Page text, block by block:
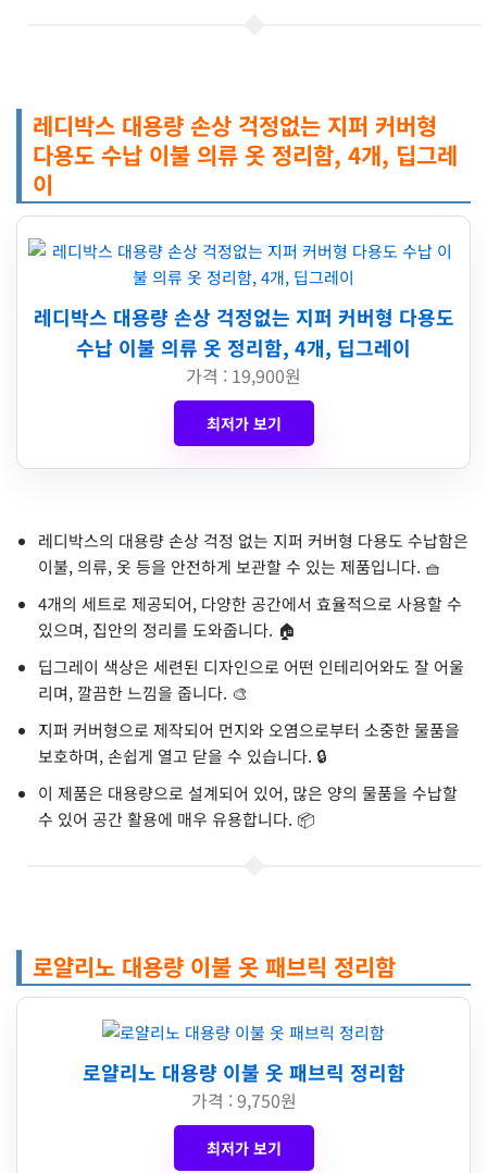
레디박스 대용량 손상 걱정없는 지퍼 커버형
다용도 수납 이불 의류 옷 정리함, 4개, 딥그레
이
레디박스 대용량 손상 걱정없는 지퍼 커버형 다용도
수납 이불 의류 옷 정리함, 4개, 딥그레이
가격 : 19,900원
최저가 보기
레디박스의 대용량 손상 걱정 없는 지퍼 커버형 다용도 수납함은
이불, 의류, 옷 등을 안전하게 보관할 수 있는 제품입니다. 🧺
4개의 세트로 제공되어, 다양한 공간에서 효율적으로 사용할 수
있으며, 집안의 정리를 도와줍니다. 🏠
딥그레이 색상은 세련된 디자인으로 어떤 인테리어와도 잘 어울
리며, 깔끔한 느낌을 줍니다. 🎨
지퍼 커버형으로 제작되어 먼지와 오염으로부터 소중한 물품을
보호하며, 손쉽게 열고 닫을 수 있습니다. 🔒
이 제품은 대용량으로 설계되어 있어, 많은 양의 물품을 수납할
수 있어 공간 활용에 매우 유용합니다. 📦
로얄리노 대용량 이불 옷 패브릭 정리함
로얄리노 대용량 이불 옷 패브릭 정리함
가격 : 9,750원
최저가 보기